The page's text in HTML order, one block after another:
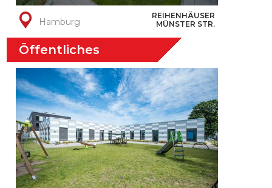
Hamburg
REIHENHÄUSER
MÜNSTER STR.
Öffentliches